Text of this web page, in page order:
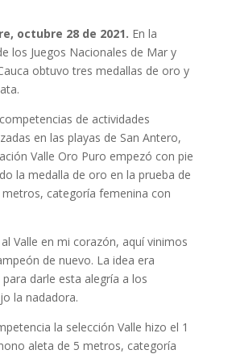
octubre 28 de 2021. En la
los Juegos Nacionales de Mar y
obtuvo tres medallas de oro y
de actividades
en las playas de San Antero,
Valle Oro Puro empezó con pie
la medalla de oro en la prueba de
categoría femenina con
Valle en mi corazón, aquí vinimos
de nuevo. La idea era
darle esta alegría a los
la nadadora.
la selección Valle hizo el 1
aleta de 5 metros, categoría